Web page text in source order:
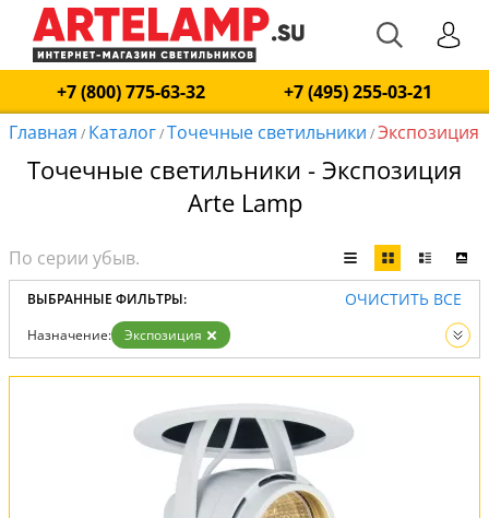
+7 (800) 775-63-32
+7 (495) 255-03-21
Главная / Каталог/Точечные светильники /Экспозиция
Точечные светильники - Экспозиция
Arte Lamp
ВЫБРАННЫЕ ФИЛЬТРЫ: ОЧИСТИТЬ ВСЕ
Назначение:
Экспозиция
Вид:
Точечные светильники